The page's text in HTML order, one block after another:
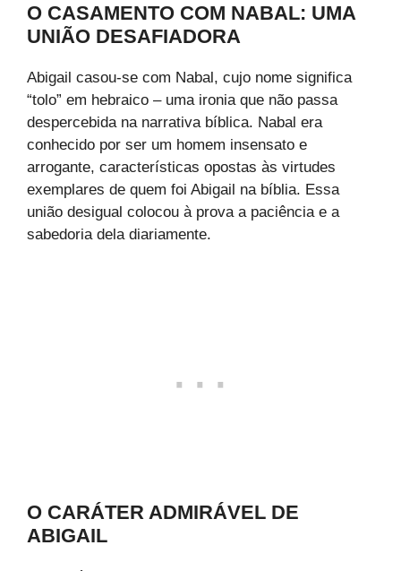
O CASAMENTO COM NABAL: UMA
UNIÃO DESAFIADORA
Abigail casou-se com Nabal, cujo nome significa
“tolo” em hebraico – uma ironia que não passa
despercebida na narrativa bíblica. Nabal era
conhecido por ser um homem insensato e
arrogante, características opostas às virtudes
exemplares de quem foi Abigail na bíblia. Essa
união desigual colocou à prova a paciência e a
sabedoria dela diariamente.
O CARÁTER ADMIRÁVEL DE
ABIGAIL